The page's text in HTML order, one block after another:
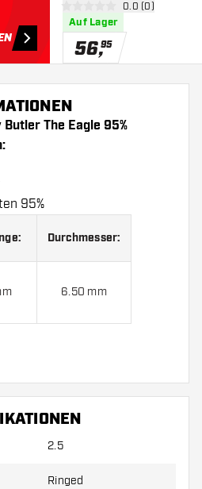
0 Bewertungssterne
0.0 (0)
Auf Lager
56,95
The Eagle 95%
95%
Durchmesser:
6.50 mm
The Eagle 95%
3 Flights und 3 Shafts.
2.5
Ringed